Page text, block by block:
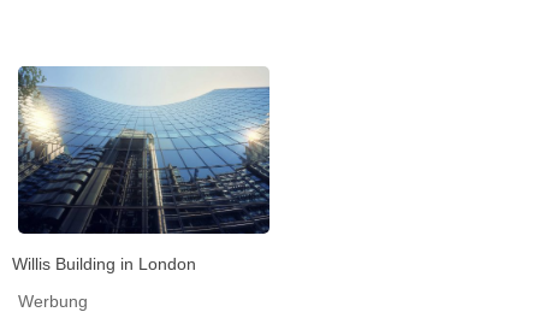
Willis Building in London
Werbung